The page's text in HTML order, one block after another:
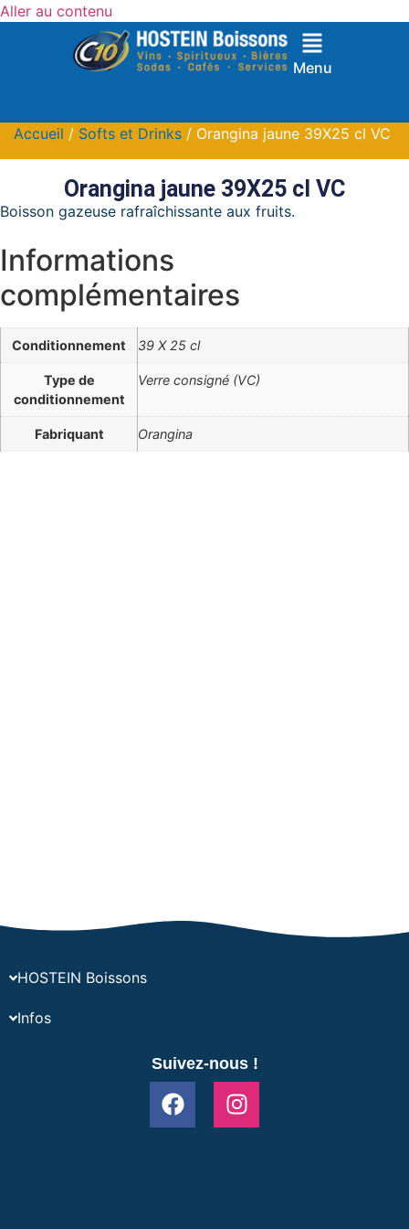
Aller au contenu
Menu
Accueil / Softs et Drinks / Orangina jaune 39X25 cl VC
Orangina jaune 39X25 cl VC
Boisson gazeuse rafraîchissante aux fruits.
Informations
complémentaires
Conditionnement 39 X 25 cl
Type de
conditionnement
Verre consigné (VC)
Fabriquant Orangina
HOSTEIN Boissons
Infos
Suivez-nous !